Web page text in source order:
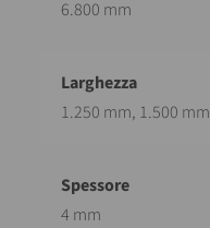
6.800 mm
1.250 mm, 1.500 mm
4 mm